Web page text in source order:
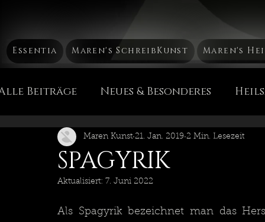
Essentia Maren's SchreibKunst Maren's
Beiträge Neues & Besonderes
Mütterchen Russland Mа́тушка Россия
Die Chakren Heil & PflegeEssenzen
SPAGYRIK
Maren Kunst 21. Jan. 2019 2 Min. Lesezeit
Aktualisiert: 7. Juni 2022
Als Spagyrik bezeichnet man das